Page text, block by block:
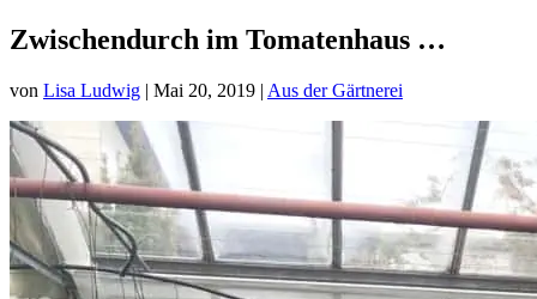
Zwischendurch im Tomatenhaus …
von Lisa Ludwig | Mai 20, 2019 | Aus der Gärtnerei